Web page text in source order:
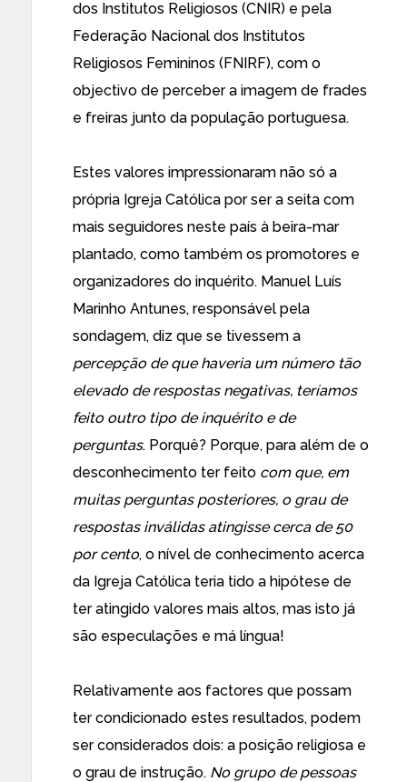
dos Institutos Religiosos (CNIR) e pela
Federação Nacional dos Institutos
Religiosos Femininos (FNIRF), com o
objectivo de perceber a imagem de frades
e freiras junto da população portuguesa.
Estes valores impressionaram não só a
própria Igreja Católica por ser a seita com
mais seguidores neste país à beira-mar
plantado, como também os promotores e
organizadores do inquérito. Manuel Luís
Marinho Antunes, responsável pela
sondagem, diz que se tivessem a
percepção de que haveria um número tão
elevado de respostas negativas, teríamos
feito outro tipo de inquérito e de
perguntas. Porquê? Porque, para além de o
desconhecimento ter feito com que, em
muitas perguntas posteriores, o grau de
respostas inválidas atingisse cerca de 50
por cento, o nível de conhecimento acerca
da Igreja Católica teria tido a hipótese de
ter atingido valores mais altos, mas isto já
são especulações e má língua!
Relativamente aos factores que possam
ter condicionado estes resultados, podem
ser considerados dois: a posição religiosa e
o grau de instrução. No grupo de pessoas